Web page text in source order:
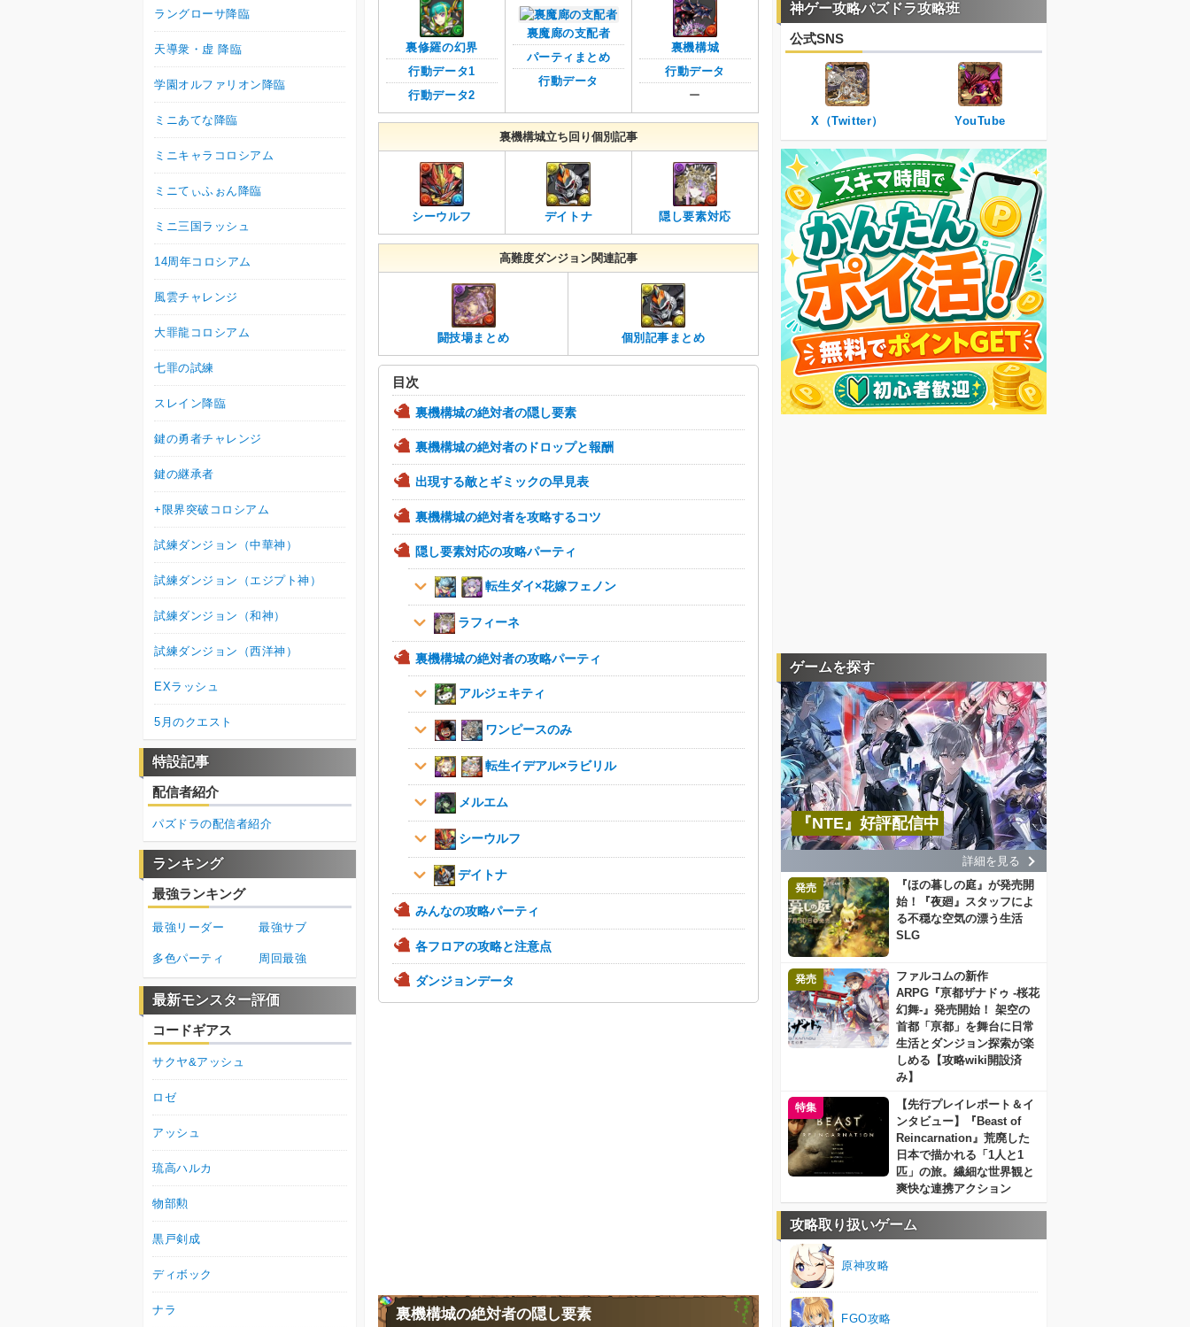
裏修羅の幻界
行動データ1
行動データ2
裏魔廊の支配者
パーティまとめ
行動データ
裏機構城
行動データ
ー
裏機構城立ち回り個別記事
シーウルフ デイトナ 隠し要素対応
高難度ダンジョン関連記事
闘技場まとめ 個別記事まとめ
目次
裏機構城の絶対者の隠し要素
裏機構城の絶対者のドロップと報酬
出現する敵とギミックの早見表
裏機構城の絶対者を攻略するコツ
隠し要素対応の攻略パーティ
転生ダイ×花嫁フェノン
ラフィーネ
裏機構城の絶対者の攻略パーティ
アルジェキティ
ワンピースのみ
転生イデアル×ラビリル
メルエム
シーウルフ
デイトナ
みんなの攻略パーティ
各フロアの攻略と注意点
ダンジョンデータ
裏機構城の絶対者の隠し要素
神ゲー攻略パズドラ攻略班
公式SNS
X（Twitter） YouTube
ゲームを探す
『NTE』好評配信中
詳細を見る
発売
『ほの暮しの庭』が発売開
始！『夜廻』スタッフによ
る不穏な空気の漂う生活
SLG
発売
ファルコムの新作
ARPG『亰都ザナドゥ -桜花
幻舞-』発売開始！ 架空の
首都「亰都」を舞台に日常
生活とダンジョン探索が楽
しめる【攻略wiki開設済
み】
特集
【先行プレイレポート＆イ
ンタビュー】『Beast of
Reincarnation』荒廃した
日本で描かれる「1人と1
匹」の旅。繊細な世界観と
爽快な連携アクション
攻略取り扱いゲーム
原神攻略
FGO攻略
ラングローサ降臨
天導衆・虚 降臨
学園オルファリオン降臨
ミニあてな降臨
ミニキャラコロシアム
ミニてぃふぉん降臨
ミニ三国ラッシュ
14周年コロシアム
風雲チャレンジ
大罪龍コロシアム
七罪の試練
スレイン降臨
鍵の勇者チャレンジ
鍵の継承者
+限界突破コロシアム
試練ダンジョン（中華神）
試練ダンジョン（エジプト神）
試練ダンジョン（和神）
試練ダンジョン（西洋神）
EXラッシュ
5月のクエスト
特設記事
配信者紹介
パズドラの配信者紹介
ランキング
最強ランキング
最強リーダー 最強サブ
多色パーティ 周回最強
最新モンスター評価
コードギアス
サクヤ&アッシュ
ロゼ
アッシュ
琉高ハルカ
物部勲
黒戸剣成
ディボック
ナラ